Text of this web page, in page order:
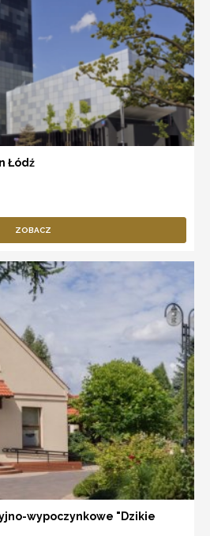
Łódź
ZOBACZ
wypoczynkowe "Dzikie